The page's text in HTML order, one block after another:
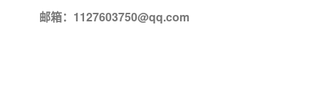
邮箱：1127603750@qq.com